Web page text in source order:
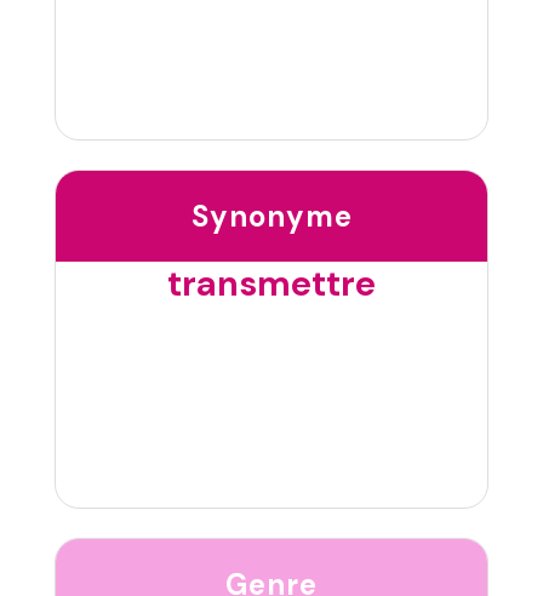
Synonyme
transmettre
Genre